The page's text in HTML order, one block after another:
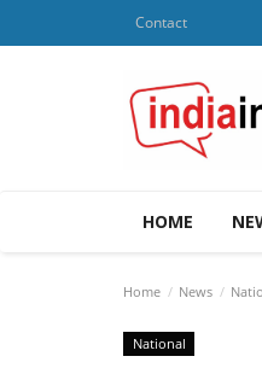
Contact
HOME
Home News
National